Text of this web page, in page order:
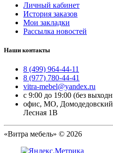
Личный кабинет
История заказов
Мои закладки
Рассылка новостей
Наши контакты
8 (499) 964-44-11
8 (977) 780-44-41
vitra-mebel@yandex.ru
с 9:00 до 19:00 (без
офис, МО, Домодедовский
Лесная 1В
«Витра мебель» © 2026